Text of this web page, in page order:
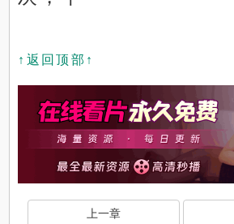
↑返回顶部↑
上一章